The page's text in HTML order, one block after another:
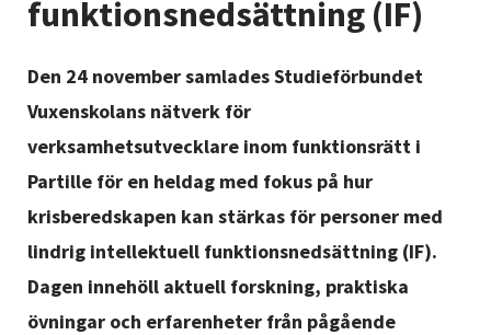
funktionsnedsättning (IF)
Den 24 november samlades Studieförbundet
Vuxenskolans nätverk för
verksamhetsutvecklare inom funktionsrätt i
Partille för en heldag med fokus på hur
krisberedskapen kan stärkas för personer med
lindrig intellektuell funktionsnedsättning (IF).
Dagen innehöll aktuell forskning, praktiska
övningar och erfarenheter från pågående